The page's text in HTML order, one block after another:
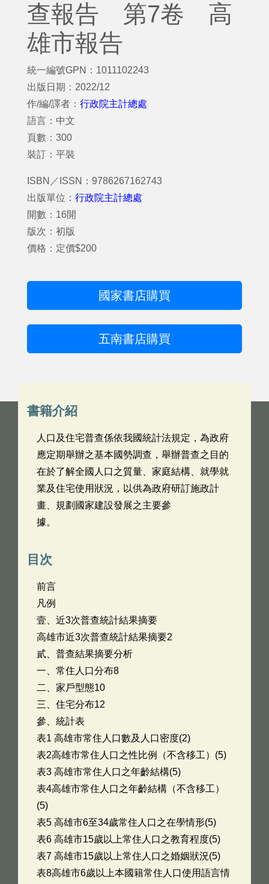
查報告 第7卷 高
雄市報告
統一編號GPN：1011102243
出版日期：2022/12
作/編/譯者： 行政院主計總處
語言：中文
頁數：300
裝訂：平裝
ISBN／ISSN：9786267162743
出版單位： 行政院主計總處
開數：16開
版次：初版
價格：定價$200
國家書店購買
五南書店購買
書籍介紹
人口及住宅普查係依我國統計法規定，為政府
應定期舉辦之基本國勢調查，舉辦普查之目的
在於了解全國人口之質量、家庭結構、就學就
業及住宅使用狀況，以供為政府研訂施政計
畫、規劃國家建設發展之主要參
據。
目次
前言
凡例
壹、近3次普查統計結果摘要
高雄市近3次普查統計結果摘要2
貳、普查結果摘要分析
一、常住人口分布8
二、家戶型態10
三、住宅分布12
參、統計表
表1 高雄市常住人口數及人口密度(2)
表2高雄市常住人口之性比例（不含移工）(5)
表3 高雄市常住人口之年齡結構(5)
表4高雄市常住人口之年齡結構（不含移工）
(5)
表5 高雄市6至34歲常住人口之在學情形(5)
表6 高雄市15歲以上常住人口之教育程度(5)
表7 高雄市15歲以上常住人口之婚姻狀況(5)
表8高雄市6歲以上本國籍常住人口使用語言情